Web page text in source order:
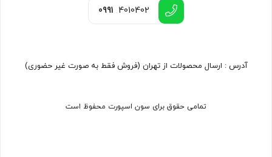
0991 4010402
آدرس : ارسال محصولات از تهران (فروش فقط به صورت غیر حضوری)
تمامی حقوق برای سون اسپورت محفوظ است